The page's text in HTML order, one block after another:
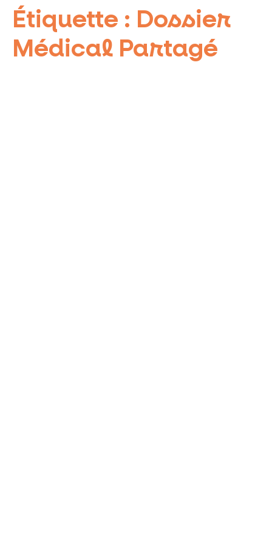
Étiquette : Dossier
Médical Partagé